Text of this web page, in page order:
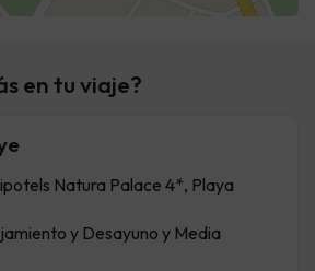
en tu viaje?
Natura Palace 4*, Playa
y Desayuno y Media